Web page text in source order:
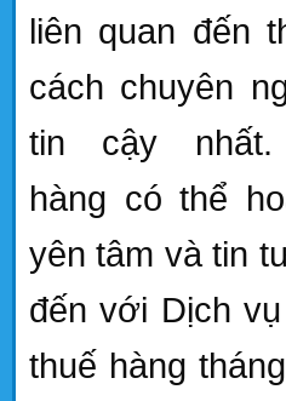
liên quan đến
cách chuyên
tin cậy nhất.
hàng có thể
yên tâm và tin
đến với Dịch
thuế hàng